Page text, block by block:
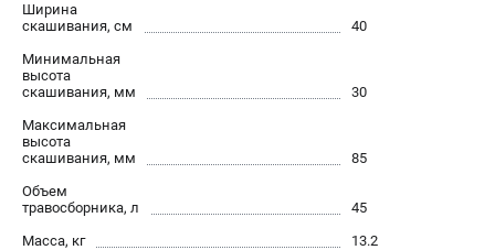
Информация размещённая на сайте не является публичной
проспект Александровской Фермы, 29АЛ
пн-пт - с 9:00 до 18:00
Ширина
скашивания, см
40
Минимальная
высота
скашивания, мм
30
Максимальная
высота
скашивания, мм
85
Объем
травосборника, л
45
Масса, кг
13.2